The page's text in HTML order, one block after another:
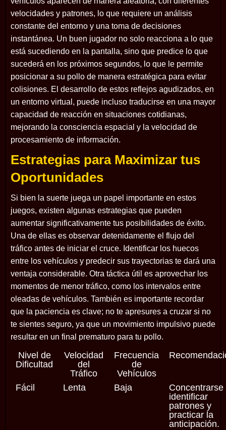
velocidades y patrones, lo que requiere un análisis
constante del entorno y una toma de decisiones
instantánea. Un buen jugador no solo reacciona a lo que
está sucediendo en la pantalla, sino que predice lo que
sucederá en los próximos segundos, lo que le permite
posicionar a su pollo de manera estratégica para evitar
colisiones. El desarrollo de estos reflejos agudizados, en
un entorno virtual, puede incluso traducirse en una mayor
capacidad de reacción en situaciones cotidianas,
mejorando la consciencia espacial y la velocidad de
procesamiento de información.
Estrategias para Maximizar tus
Oportunidades
Si bien la suerte juega un papel importante en estos
juegos, existen algunas estrategias que pueden
aumentar significativamente tus posibilidades de éxito.
Una de ellas es observar detenidamente el flujo del
tráfico antes de iniciar el cruce. Identificar los huecos
entre los vehículos y predecir sus trayectorias te dará una
ventaja considerable. Otra táctica útil es aprovechar los
momentos de menor tráfico, como los intervalos entre
oleadas de vehículos. También es importante recordar
que la paciencia es clave; no te apresures a cruzar si no
te sientes seguro, ya que un movimiento impulsivo puede
resultar en un final prematuro para tu pollo.
Nivel de
Dificultad
Velocidad
del
Tráfico
Frecuencia
de
Vehículos
Fácil Lenta Baja
Concentrarse
identificar
patrones y
practicar la
anticipación.